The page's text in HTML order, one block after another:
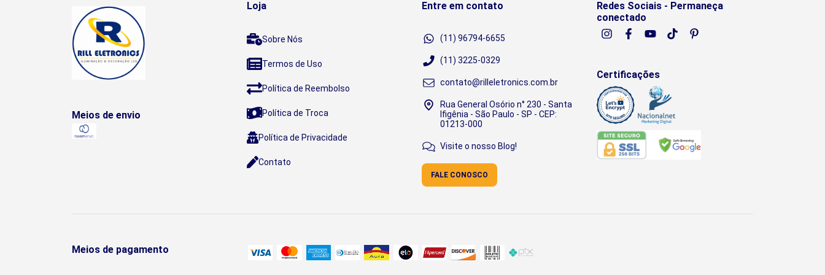
Meios de envio
Loja
Sobre Nós
Termos de Uso
Política de Reembolso
Política de Troca
Política de Privacidade
Contato
Entre em contato
(11) 96794-6655
(11) 3225-0329
contato@rilleletronics.com.br
Rua General Osório n° 230 - Santa
Ifigênia - São Paulo - SP - CEP:
01213-000
Visite o nosso Blog!
FALE CONOSCO
Redes Sociais - Permaneça
conectado
Certificações
Meios de pagamento